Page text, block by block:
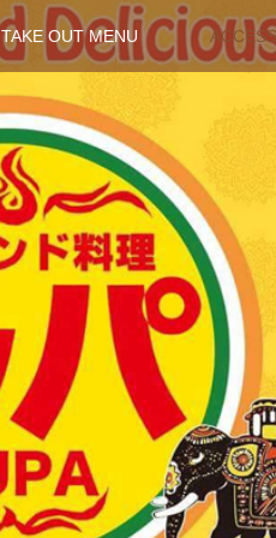
TAKE OUT MENU ACCESS